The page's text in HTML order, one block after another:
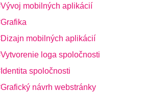
Vývoj mobilných aplikácií
Grafika
Dizajn mobilných aplikácií
Vytvorenie loga spoločnosti
Identita spoločnosti
Grafický návrh webstránky